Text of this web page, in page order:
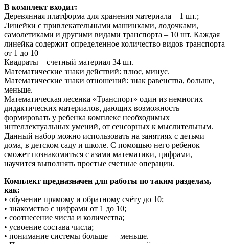
В комплект входит:
Деревянная платформа для хранения материала – 1 шт.;
Линейки с привлекательными машинками, лодочками,
самолетиками и другими видами транспорта – 10 шт. Каждая
линейка содержит определенное количество видов транспорта
от 1 до 10
Квадраты – счетный материал 34 шт.
Математические знаки действий: плюс, минус.
Математические знаки отношений: знак равенства, больше,
меньше.
Математическая лесенка «Транспорт» один из немногих
дидактических материалов, дающих возможность
формировать у ребенка комплекс необходимых
интеллектуальных умений, от сенсорных к мыслительным.
Данный набор можно использовать на занятиях с детьми
дома, в детском саду и школе. С помощью него ребенок
сможет познакомиться с азами математики, цифрами,
научится выполнять простые счетные операции.
Комплект предназначен для работы по таким разделам,
как:
• обучение прямому и обратному счёту до 10;
• знакомство с цифрами от 1 до 10;
• соотнесение числа и количества;
• усвоение состава числа;
• понимание системы больше — меньше.